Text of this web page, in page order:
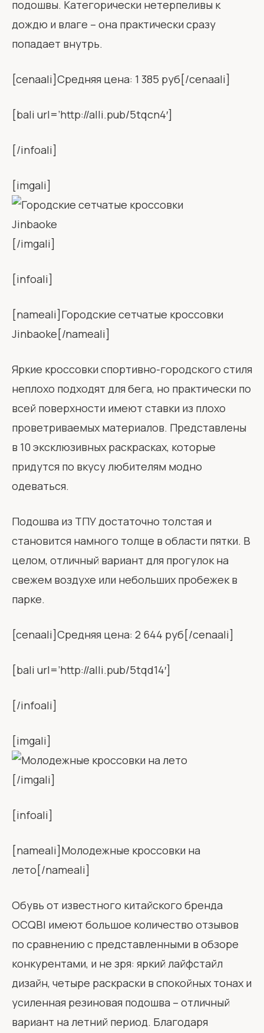
подошвы. Категорически нетерпеливы к
дождю и влаге – она практически сразу
попадает внутрь.
[cenaali]Средняя цена: 1 385 руб[/cenaali]
[bali url=’http://alli.pub/5tqcn4′]
[/infoali]
[imgali]
[/imgali]
[infoali]
[nameali]Городские сетчатые кроссовки
Jinbaoke[/nameali]
Яркие кроссовки спортивно-городского стиля
неплохо подходят для бега, но практически по
всей поверхности имеют ставки из плохо
проветриваемых материалов. Представлены
в 10 эксклюзивных раскрасках, которые
придутся по вкусу любителям модно
одеваться.
Подошва из ТПУ достаточно толстая и
становится намного толще в области пятки. В
целом, отличный вариант для прогулок на
свежем воздухе или небольших пробежек в
парке.
[cenaali]Средняя цена: 2 644 руб[/cenaali]
[bali url=’http://alli.pub/5tqd14′]
[/infoali]
[imgali]
[/imgali]
[infoali]
[nameali]Молодежные кроссовки на
лето[/nameali]
Обувь от известного китайского бренда
OCQBI имеют большое количество отзывов
по сравнению с представленными в обзоре
конкурентами, и не зря: яркий лайфстайл
дизайн, четыре раскраски в спокойных тонах и
усиленная резиновая подошва – отличный
вариант на летний период. Благодаря